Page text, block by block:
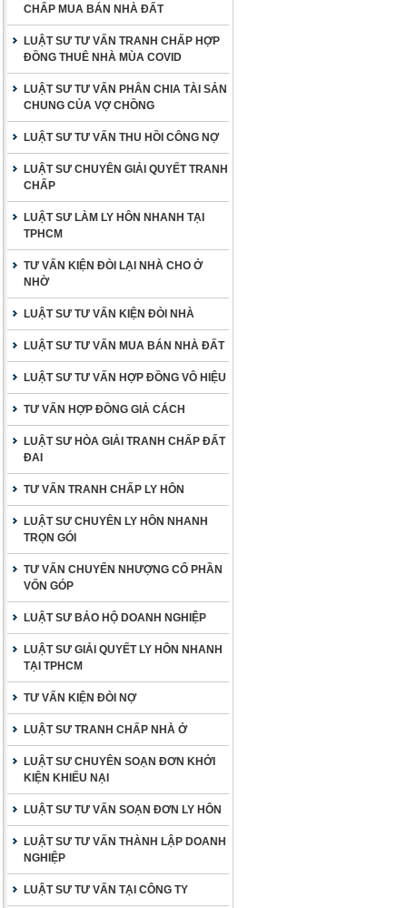
CHẤP MUA BÁN NHÀ ĐẤT
LUẬT SƯ TƯ VẤN TRANH CHẤP HỢP
ĐỒNG THUÊ NHÀ MÙA COVID
LUẬT SƯ TƯ VẤN PHÂN CHIA TÀI SẢN
CHUNG CỦA VỢ CHỒNG
LUẬT SƯ TƯ VẤN THU HỒI CÔNG NỢ
LUẬT SƯ CHUYÊN GIẢI QUYẾT TRANH
CHẤP
LUẬT SƯ LÀM LY HÔN NHANH TẠI
TPHCM
TƯ VẤN KIỆN ĐÒI LẠI NHÀ CHO Ở
NHỜ
LUẬT SƯ TƯ VẤN KIỆN ĐÒI NHÀ
LUẬT SƯ TƯ VẤN MUA BÁN NHÀ ĐẤT
LUẬT SƯ TƯ VẤN HỢP ĐỒNG VÔ HIỆU
TƯ VẤN HỢP ĐỒNG GIẢ CÁCH
LUẬT SƯ HÒA GIẢI TRANH CHẤP ĐẤT
ĐAI
TƯ VẤN TRANH CHẤP LY HÔN
LUẬT SƯ CHUYÊN LY HÔN NHANH
TRỌN GÓI
TƯ VẤN CHUYỂN NHƯỢNG CỔ PHẦN
VỐN GÓP
LUẬT SƯ BẢO HỘ DOANH NGHIỆP
LUẬT SƯ GIẢI QUYẾT LY HÔN NHANH
TẠI TPHCM
TƯ VẤN KIỆN ĐÒI NỢ
LUẬT SƯ TRANH CHẤP NHÀ Ở
LUẬT SƯ CHUYÊN SOẠN ĐƠN KHỞI
KIỆN KHIẾU NẠI
LUẬT SƯ TƯ VẤN SOẠN ĐƠN LY HÔN
LUẬT SƯ TƯ VẤN THÀNH LẬP DOANH
NGHIỆP
LUẬT SƯ TƯ VẤN TẠI CÔNG TY